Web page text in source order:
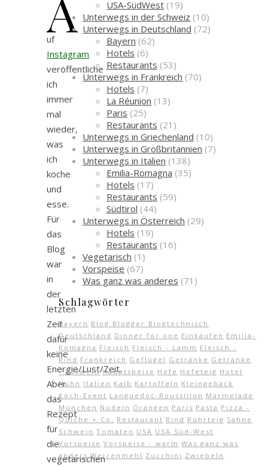
uf
Instagram
veröffentliche
ich
immer
mal
wieder,
was
ich
koche
und
esse.
Für
das
Blog
war
in
der
letzten
Zeit
dafür
keine
Energie/Lust/Zeit.
Aber
das
Rezept
für
die
vegetarischen
USA-SüdWest (19)
Unterwegs in der Schweiz (10)
Unterwegs in Deutschland (72)
Bayern (62)
Hotels (6)
Restaurants (53)
Unterwegs in Frankreich (70)
Hotels (7)
La Réunion (13)
Paris (25)
Restaurants (21)
Unterwegs in Griechenland (10)
Unterwegs in Großbritannien (7)
Unterwegs in Italien (138)
Emilia-Romagna (35)
Hotels (17)
Restaurants (59)
Südtirol (44)
Unterwegs in Österreich (29)
Hotels (19)
Restaurants (16)
Vegetarisch (1)
Vorspeise (67)
Was ganz was anderes (71)
Schlagwörter
Bayern Blog Blogger Blogtechnisch
Deutschland Dinner for one Einkaufen Emilia-
Romagna Fleisch Fleisch - Lamm Fleisch -
Rind Frankreich Geflügel Getränke Getränke
- Rotwein Hauptspeise Hefe Hefeteig Hotel
Huhn Italien Kalb Kartoffeln Kleingebäck
Koch-Event Languedoc-Roussillon Marmelade
München Nudeln Orangen Paris Pasta Pizza -
Quiche + Co.
Restaurant Rind Rührteig Sahne
Schwein Tomaten USA USA Süd-West
Vorspeise Vorspeise - warm Was ganz was
anders Weizenmehl Zucchini Zwiebeln